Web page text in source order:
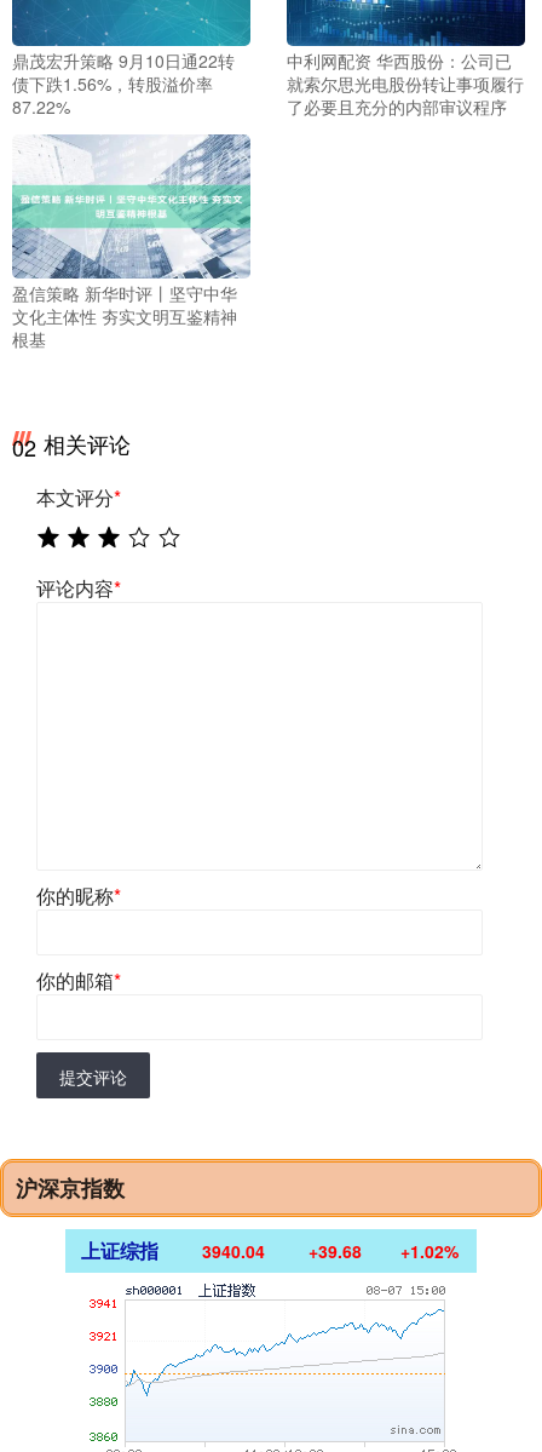
鼎茂宏升策略 9月10日通22转
债下跌1.56%，转股溢价率
87.22%
中利网配资 华西股份：公司已
就索尔思光电股份转让事项履行
了必要且充分的内部审议程序
盈信策略 新华时评丨坚守中华
文化主体性 夯实文明互鉴精神
根基
02 相关评论
本文评分*
评论内容*
你的昵称*
你的邮箱*
提交评论
沪深京指数
上证综指 3940.04 +39.68 +1.02%